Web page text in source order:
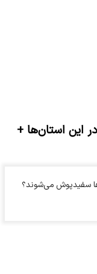
این استان‌ها +
سفیدپوش می‌شوند؟